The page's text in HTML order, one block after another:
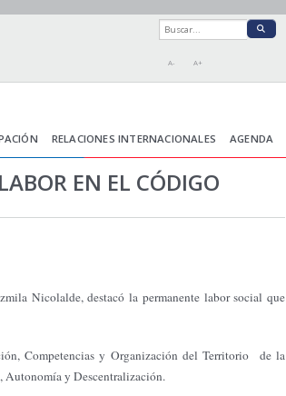
A- A+
RELACIONES INTERNACIONALES AGENDA
EN EL CÓDIGO
Nicolalde, destacó la permanente labor social que
Competencias y Organización del Territorio dela
Autonomía y Descentralización.